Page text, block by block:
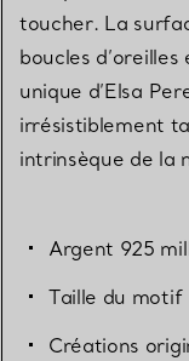
toucher. La
boucles
unique d’Elsa
irrésistiblement
intrinsèque de la
Argent 925
Taille du motif
Créations